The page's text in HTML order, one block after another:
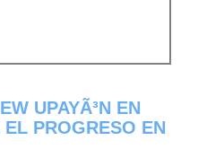
UPAYÃ³N EN
PROGRESO EN